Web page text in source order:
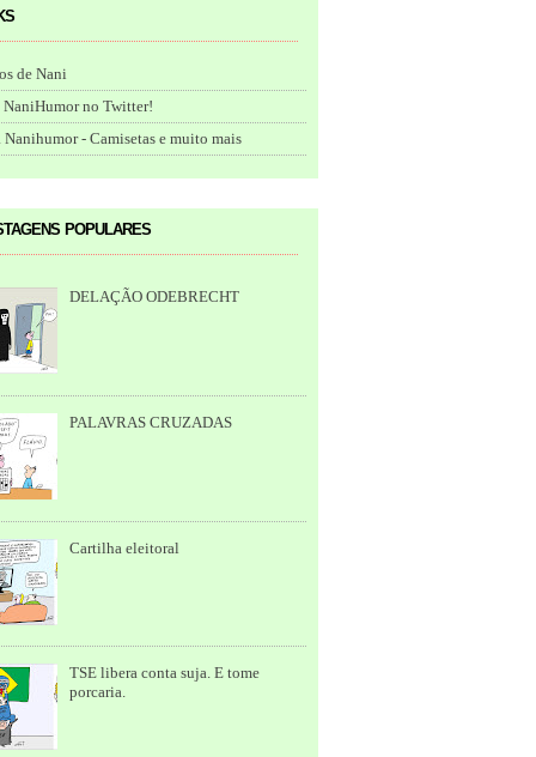
de Nani
NaniHumor no Twitter!
- Camisetas e muito mais
populares
DELAÇÃO ODEBRECHT
PALAVRAS CRUZADAS
Cartilha eleitoral
TSE libera conta suja. E tome
porcaria.